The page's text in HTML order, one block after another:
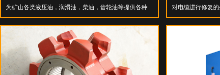
为矿山各类液压油，润滑油，柴油，齿轮油等提供各种过
滤设备，广泛应用于矿山设备和工程机械。
对电缆进行修复
压拖拽电缆。